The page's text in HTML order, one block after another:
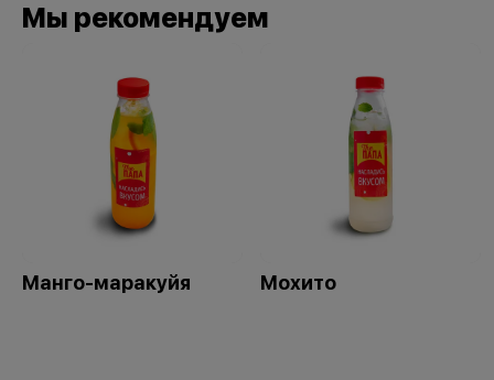
Мы рекомендуем
Манго-маракуйя Мохито